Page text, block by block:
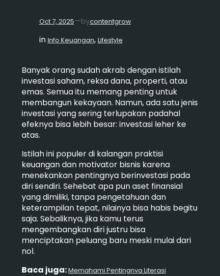
Oct 7, 2025—bycontentgrow
in Info Keuangan, Lifestyle
Banyak orang sudah akrab dengan istilah
investasi saham, reksa dana, properti, atau
emas. Semua itu memang penting untuk
membangun kekayaan. Namun, ada satu jenis
investasi yang sering terlupakan padahal
efeknya bisa lebih besar: investasi leher ke
atas.
Istilah ini populer di kalangan praktisi
keuangan dan motivator bisnis karena
menekankan pentingnya berinvestasi pada
diri sendiri. Sehebat apa pun aset finansial
yang dimiliki, tanpa pengetahuan dan
keterampilan tepat, nilainya bisa habis begitu
saja. Sebaliknya, jika kamu terus
mengembangkan diri justru bisa
menciptakan peluang baru meski mulai dari
nol.
Baca juga:Memahami Pentingnya Literasi